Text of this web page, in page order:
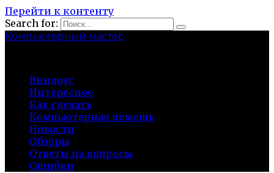
Перейти к контенту
Search for:
Компьютерный мастер
Виндоус
Интересное
Как сделать
Компьютерная помощь
Новости
Обзоры
Ответы на вопросы
Ошибки